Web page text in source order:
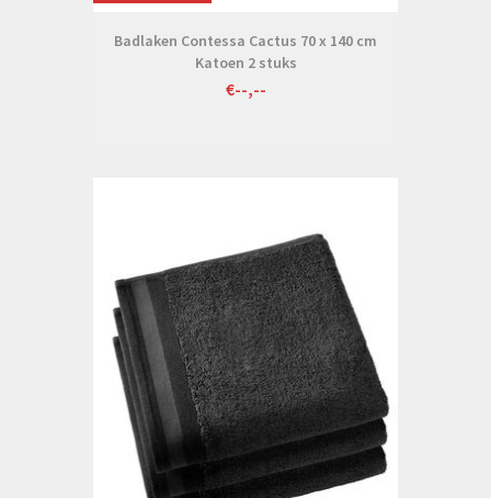
Badlaken Contessa Cactus 70 x 140 cm
Katoen 2 stuks
€--,--